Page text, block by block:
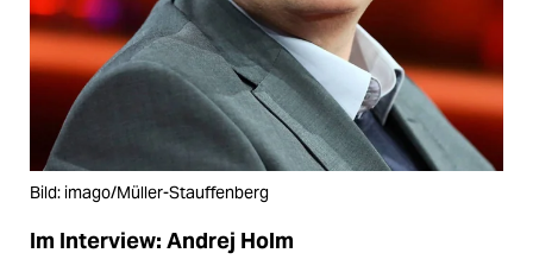
Bild: imago/Müller-Stauffenberg
Im Interview: Andrej Holm